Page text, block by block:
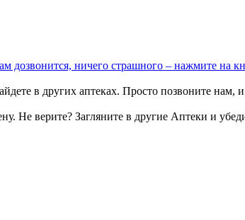
дозвонится, ничего страшного – нажмите на
в других аптеках. Просто позвоните нам,
Не верите? Загляните в другие Аптеки и